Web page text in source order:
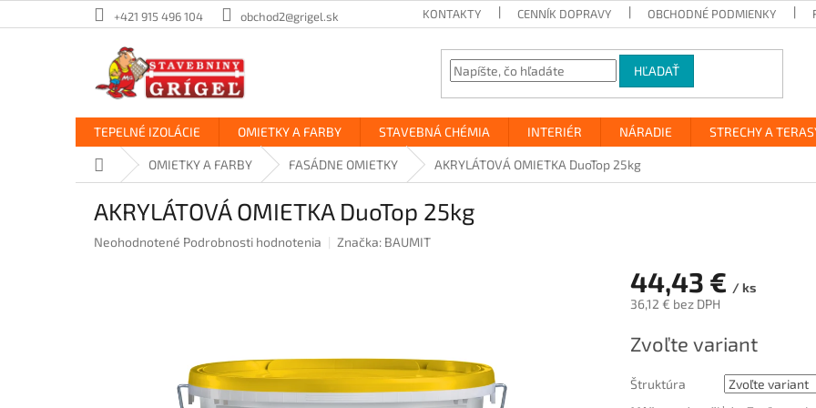
na
+421 915 496 104 obchod2@grigel.sk KONTAKTY CENNÍK DOPRAVY OBCHODNÉ PODMIENKY
HĽADAŤ
TEPELNÉ IZOLÁCIE OMIETKY A FARBY STAVEBNÁ CHÉMIA INTERIÉR NÁRADIE STRECHY A
DomovOMIETKY A FARBY FASÁDNE OMIETKY AKRYLÁTOVÁ OMIETKA DuoTop 25kg
AKRYLÁTOVÁ OMIETKA DuoTop 25kg
Priemerné
Neohodnotené Podrobnosti hodnotenia Značka: BAUMIT
44,43 € / ks
36,12 € bez DPH
cena:
Zvoľte variant
Štruktúra